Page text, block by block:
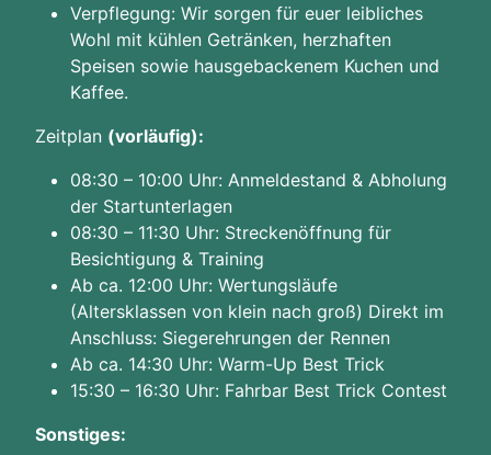
Verpflegung: Wir sorgen für euer leibliches
Wohl mit kühlen Getränken, herzhaften
Speisen sowie hausgebackenem Kuchen und
Kaffee.
Zeitplan (vorläufig):
08:30 – 10:00 Uhr: Anmeldestand & Abholung
der Startunterlagen
08:30 – 11:30 Uhr: Streckenöffnung für
Besichtigung & Training
Ab ca. 12:00 Uhr: Wertungsläufe
(Altersklassen von klein nach groß) Direkt im
Anschluss: Siegerehrungen der Rennen
Ab ca. 14:30 Uhr: Warm-Up Best Trick
15:30 – 16:30 Uhr: Fahrbar Best Trick Contest
Sonstiges: